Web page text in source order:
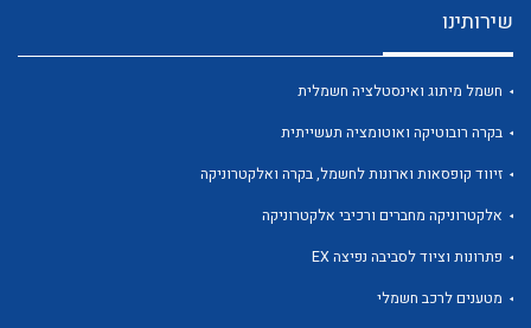
שירותינו
חשמל מיתוג ואינסטלציה חשמלית
בקרה רובוטיקה ואוטומציה תעשייתית
זיווד קופסאות וארונות לחשמל, בקרה ואלקטרוניקה
אלקטרוניקה מחברים ורכיבי אלקטרוניקה
פתרונות וציוד לסביבה נפיצה EX
מטענים לרכב חשמלי